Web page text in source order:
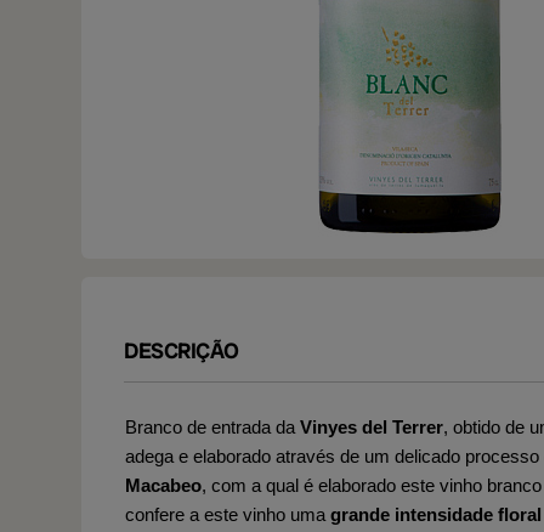
DESCRIÇÃO
Branco de entrada da Vinyes del Terrer, obtido de
adega e elaborado através de um delicado processo
Macabeo, com a qual é elaborado este vinho
confere a este vinho uma grande intensidade